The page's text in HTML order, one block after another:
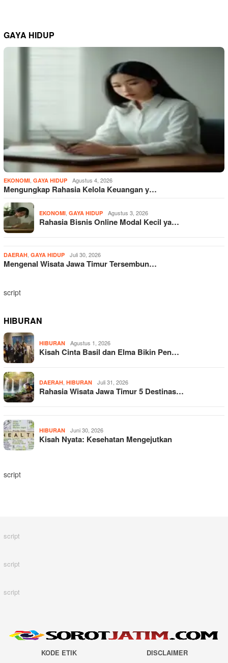
GAYA HIDUP
EKONOMI GAYA HIDUP Agustus 4, 2026
Mengungkap Rahasia Kelola Keuangan y…
EKONOMI GAYA HIDUP Agustus 3, 2026
Rahasia Bisnis Online Modal Kecil ya…
DAERAH GAYA HIDUP Juli 30, 2026
Mengenal Wisata Jawa Timur Tersembun…
script
HIBURAN
HIBURAN Agustus 1, 2026
Kisah Cinta Basil dan Elma Bikin Pen…
DAERAH HIBURAN Juli 31, 2026
Rahasia Wisata Jawa Timur 5 Destinas…
HIBURAN Juni 30, 2026
Kisah Nyata: Kesehatan Mengejutkan
script
script
script
script
KODE ETIK
DISCLAIMER